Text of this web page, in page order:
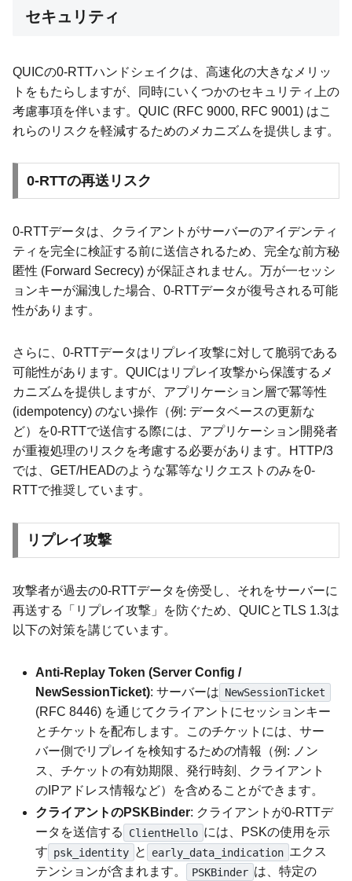
セキュリティ
QUICの0-RTTハンドシェイクは、高速化の大きなメリッ
トをもたらしますが、同時にいくつかのセキュリティ上の
考慮事項を伴います。QUIC (RFC 9000, RFC 9001) はこ
れらのリスクを軽減するためのメカニズムを提供します。
0-RTTの再送リスク
0-RTTデータは、クライアントがサーバーのアイデンティ
ティを完全に検証する前に送信されるため、完全な前方秘
匿性 (Forward Secrecy) が保証されません。万が一セッシ
ョンキーが漏洩した場合、0-RTTデータが復号される可能
性があります。
さらに、0-RTTデータはリプレイ攻撃に対して脆弱である
可能性があります。QUICはリプレイ攻撃から保護するメ
カニズムを提供しますが、アプリケーション層で冪等性
(idempotency) のない操作（例: データベースの更新な
ど）を0-RTTで送信する際には、アプリケーション開発者
が重複処理のリスクを考慮する必要があります。HTTP/3
では、GET/HEADのような冪等なリクエストのみを0-
RTTで推奨しています。
リプレイ攻撃
攻撃者が過去の0-RTTデータを傍受し、それをサーバーに
再送する「リプレイ攻撃」を防ぐため、QUICとTLS 1.3は
以下の対策を講じています。
Anti-Replay Token (Server Config /
NewSessionTicket): サーバーは NewSessionTicket
(RFC 8446) を通じてクライアントにセッションキー
とチケットを配布します。このチケットには、サー
バー側でリプレイを検知するための情報（例: ノン
ス、チケットの有効期限、発行時刻、クライアント
のIPアドレス情報など）を含めることができます。
クライアントのPSKBinder: クライアントが0-RTTデ
ータを送信する
ClientHello には、PSKの使用を示
す psk_identity と early_data_indication エクス
テンションが含まれます。
PSKBinder は、特定の